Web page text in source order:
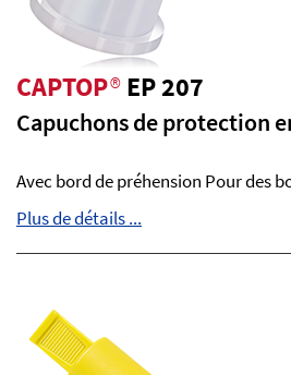
CAPTOP®EP 207
Capuchons de protection
Avec bord de préhension Pour des
Plus de détails ...